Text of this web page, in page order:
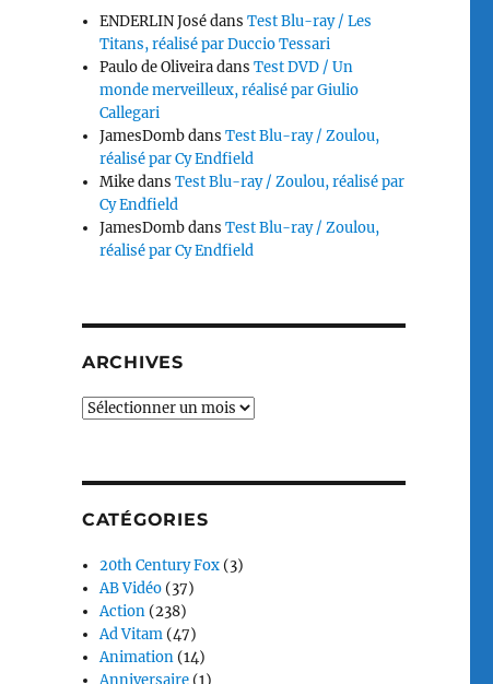
ENDERLIN JosédansTest Blu-ray / Les
Titans, réalisé par Duccio Tessari
Paulo de OliveiradansTest DVD / Un
monde merveilleux, réalisé par Giulio
Callegari
JamesDombdansTest Blu-ray / Zoulou,
réalisé par Cy Endfield
MikedansTest Blu-ray / Zoulou, réalisé par
Cy Endfield
JamesDombdansTest Blu-ray / Zoulou,
réalisé par Cy Endfield
ARCHIVES
Archives
CATÉGORIES
20th Century Fox (3)
AB Vidéo (37)
Action (238)
Ad Vitam (47)
Animation (14)
Anniversaire (1)